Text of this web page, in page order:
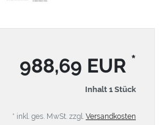
988,69 EUR *
Inhalt 1 Stück
* inkl. ges. MwSt. zzgl. Versandkosten